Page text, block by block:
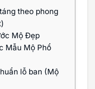
theo phong
Mộ Đẹp
Mẫu Mộ Phổ
lỗ ban (Mộ